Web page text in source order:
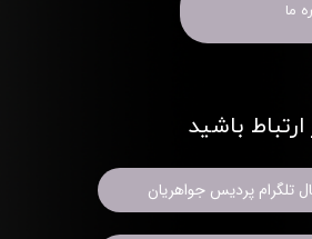
ما
ارتباط باشید
تلگرام پردیس جواهریان